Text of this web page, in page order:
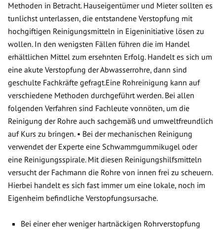
Methoden in Betracht. Hauseigentümer und Mieter sollten es
tunlichst unterlassen, die entstandene Verstopfung mit
hochgiftigen Reinigungsmitteln in Eigeninitiative lösen zu
wollen. In den wenigsten Fällen führen die im Handel
erhältlichen Mittel zum ersehnten Erfolg. Handelt es sich um
eine akute Verstopfung der Abwasserrohre, dann sind
geschulte Fachkräfte gefragt.Eine Rohreinigung kann auf
verschiedene Methoden durchgeführt werden. Bei allen
folgenden Verfahren sind Fachleute vonnöten, um die
Reinigung der Rohre auch sachgemäß und umweltfreundlich
auf Kurs zu bringen. • Bei der mechanischen Reinigung
verwendet der Experte eine Schwammgummikugel oder
eine Reinigungsspirale. Mit diesen Reinigungshilfsmitteln
versucht der Fachmann die Rohre von innen frei zu scheuern.
Hierbei handelt es sich fast immer um eine lokale, noch im
Eigenheim befindliche Verstopfungsursache.
Bei einer eher weniger hartnäckigen Rohrverstopfung